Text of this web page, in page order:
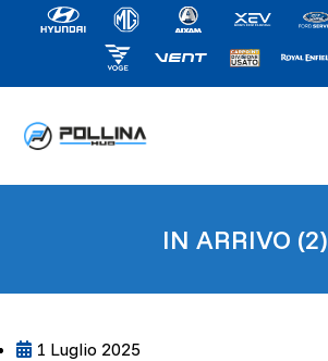
IN ARRIVO (2)
1 Luglio 2025